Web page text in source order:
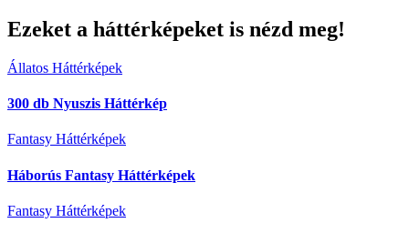
Ezeket a háttérképeket is nézd meg!
Állatos Háttérképek
300 db Nyuszis Háttérkép
Fantasy Háttérképek
Háborús Fantasy Háttérképek
Fantasy Háttérképek